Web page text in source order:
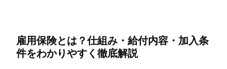
雇用保険とは？仕組み・給付内容・加入条
件をわかりやすく徹底解説